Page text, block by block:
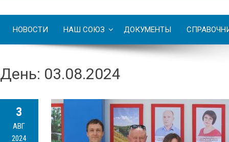
НОВОСТИ НАШ СОЮЗ ДОКУМЕНТЫ
День: 03.08.2024
3
АВГ
2024